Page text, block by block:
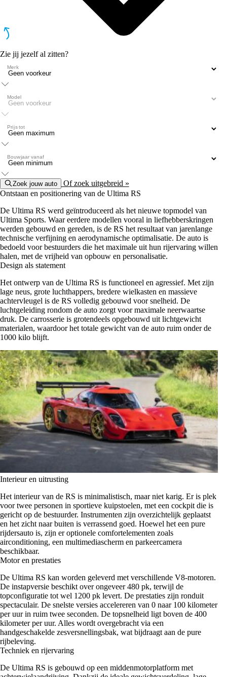
Zie jij jezelf al zitten?
Merk
Model
Prijs tot
Bouwjaar vanaf
Zoek jouw auto
Of zoek uitgebreid »
Ontstaan en positionering van de Ultima RS
De Ultima RS werd geïntroduceerd als het nieuwe topmodel van
Ultima Sports. Waar eerdere modellen vooral in liefhebberskringen
werden gebouwd en gereden, is de RS het resultaat van jarenlange
technische verfijning en aerodynamische optimalisatie. De auto is
bedoeld voor bestuurders die het maximale uit hun rijervaring willen
halen, met de vrijheid van opbouw en personalisatie.
Design als statement
Het ontwerp van de Ultima RS is functioneel en agressief. Met zijn
lage neus, grote luchthappers, bredere wielkasten en massieve
achtervleugel is de RS volledig gebouwd voor snelheid. De
luchtgeleiding rondom de auto zorgt voor maximale neerwaartse
druk. De carrosserie is grotendeels opgebouwd uit lichtgewicht
materialen, waardoor het totale gewicht van de auto ruim onder de
1000 kilo blijft.
Interieur en uitrusting
Het interieur van de RS is minimalistisch, maar niet karig. Er is plek
voor twee personen in sportieve kuipstoelen, met een cockpit die is
gericht op de bestuurder. Instrumenten zijn overzichtelijk geplaatst
en het zicht naar buiten is verrassend goed. Hoewel het een pure
rijdersauto is, zijn er optionele comfortelementen zoals
airconditioning, een multimediascherm en parkeercamera
beschikbaar.
Motor en prestaties
De Ultima RS kan worden geleverd met verschillende V8-motoren.
De instapversie beschikt over ongeveer 480 pk, terwijl de
topconfiguratie tot wel 1200 pk levert. De prestaties zijn ronduit
spectaculair. De snelste versies accelereren van 0 naar 100 kilometer
per uur in ruim twee seconden. De topsnelheid ligt boven de 400
kilometer per uur. Alles wordt overgebracht via een
handgeschakelde zesversnellingsbak, wat bijdraagt aan de pure
rijbeleving.
Techniek en rijervaring
De Ultima RS is gebouwd op een middenmotorplatform met